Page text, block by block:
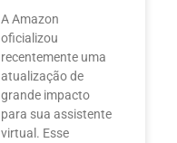
A Amazon
oficializou
recentemente uma
atualização de
grande impacto
para sua assistente
virtual. Esse